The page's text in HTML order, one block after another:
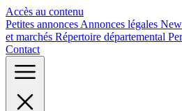
Accès au contenu
Petites annonces Annonces légales
et marchés Répertoire départemental
Contact
Panneau de gestion des cookies